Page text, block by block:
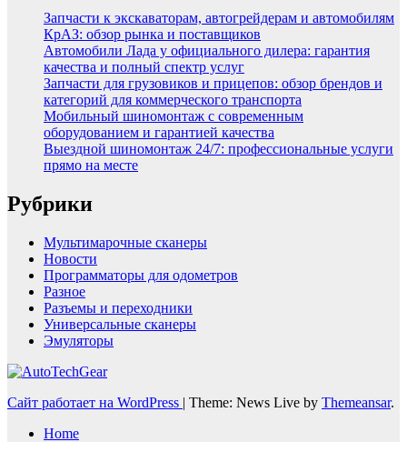
Запчасти к экскаваторам, автогрейдерам и автомобилям
КрАЗ: обзор рынка и поставщиков
Автомобили Лада у официального дилера: гарантия
качества и полный спектр услуг
Запчасти для грузовиков и прицепов: обзор брендов и
категорий для коммерческого транспорта
Мобильный шиномонтаж с современным
оборудованием и гарантией качества
Выездной шиномонтаж 24/7: профессиональные услуги
прямо на месте
Рубрики
Мультимарочные сканеры
Новости
Программаторы для одометров
Разное
Разъемы и переходники
Универсальные сканеры
Эмуляторы
Сайт работает на WordPress | Theme: News Live by Themeansar.
Home